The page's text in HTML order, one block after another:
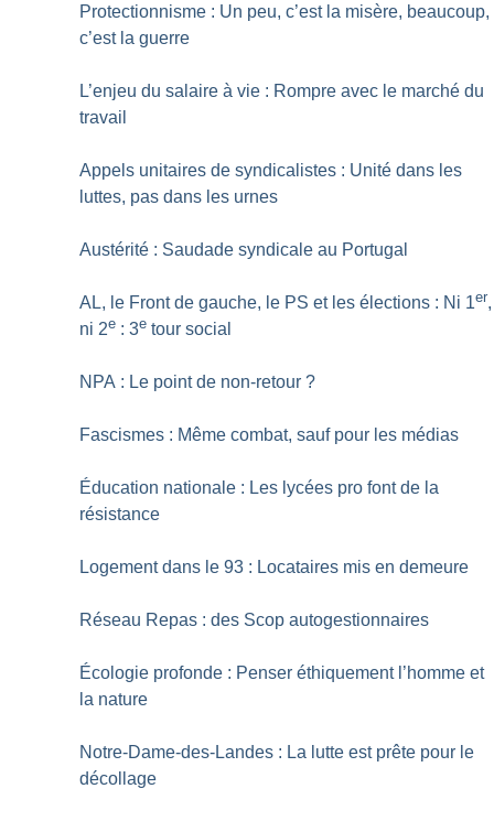
Protectionnisme : Un peu, c’est la misère, beaucoup,
c’est la guerre
L’enjeu du salaire à vie : Rompre avec le marché du
travail
Appels unitaires de syndicalistes : Unité dans les
luttes, pas dans les urnes
Austérité : Saudade syndicale au Portugal
AL, le Front de gauche, le PS et les élections : Ni 1er,
ni 2e : 3e tour social
NPA : Le point de non-retour ?
Fascismes : Même combat, sauf pour les médias
Éducation nationale : Les lycées pro font de la
résistance
Logement dans le 93 : Locataires mis en demeure
Réseau Repas : des Scop autogestionnaires
Écologie profonde : Penser éthiquement l’homme et
la nature
Notre-Dame-des-Landes : La lutte est prête pour le
décollage